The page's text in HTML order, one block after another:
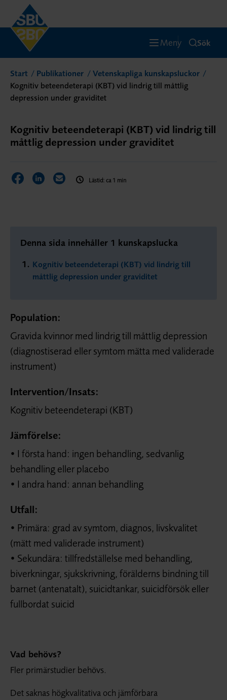
Meny Sök
Start Publikationer
Vetenskapliga kunskapsluckor
Kognitiv beteendeterapi (KBT) vid lindrig till måttlig
depression under graviditet
Kognitiv beteendeterapi (KBT) vid lindrig till
måttlig depression under graviditet
Dela sidan på Facebook
Dela sidan på LinkedIn
Dela sidan via E-post
Lästid: ca 1 min
Denna sida innehåller 1 kunskapslucka
Kognitiv beteendeterapi (KBT) vid lindrig till
måttlig depression under graviditet
Population:
Gravida kvinnor med lindrig till måttlig depression
(diagnostiserad eller symtom mätta med validerade
instrument)
Intervention/Insats:
Kognitiv beteendeterapi (KBT)
Jämförelse:
• I första hand: ingen behandling, sedvanlig
behandling eller placebo
• I andra hand: annan behandling
Utfall:
• Primära: grad av symtom, diagnos, livskvalitet
(mätt med validerade instrument)
• Sekundära: tillfredställelse med behandling,
biverkningar, sjukskrivning, förälderns bindning till
barnet (antenatalt), suicidtankar, suicidförsök eller
fullbordat suicid
Vad behövs?
Fler primärstudier behövs.
Det saknas högkvalitativa och jämförbara